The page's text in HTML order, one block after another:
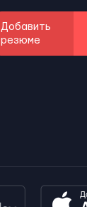
Добавить
резюме